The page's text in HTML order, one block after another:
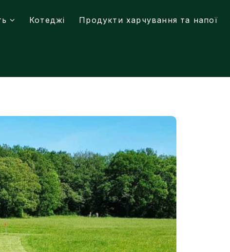
Котеджі Продукти харчування та напої